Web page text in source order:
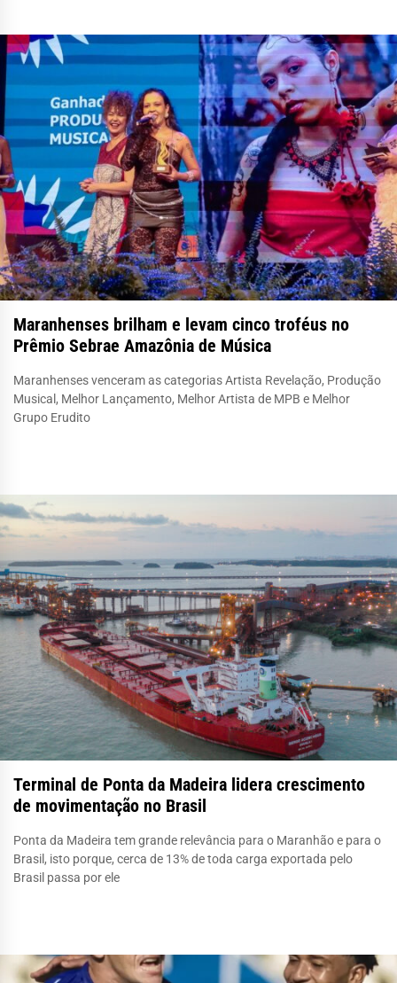
Maranhenses brilham e levam cinco troféus no
Prêmio Sebrae Amazônia de Música
Maranhenses venceram as categorias Artista Revelação, Produção
Musical, Melhor Lançamento, Melhor Artista de MPB e Melhor
Grupo Erudito
Terminal de Ponta da Madeira lidera crescimento
de movimentação no Brasil
Ponta da Madeira tem grande relevância para o Maranhão e para o
Brasil, isto porque, cerca de 13% de toda carga exportada pelo
Brasil passa por ele